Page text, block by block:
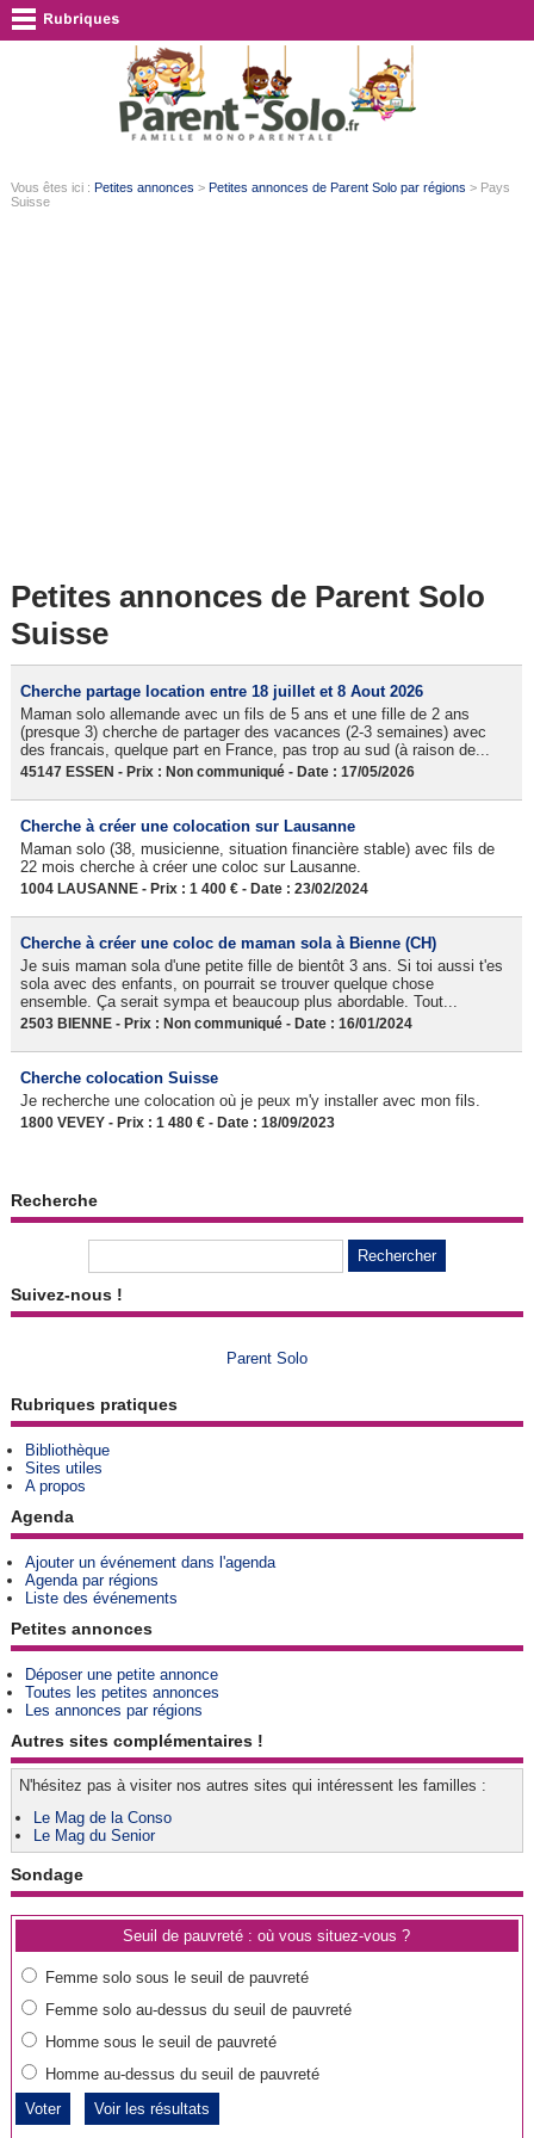
Vous êtes ici : Petites annonces > Petites annonces de Parent Solo par régions > Pays
Suisse
Petites annonces de Parent Solo
Suisse
Cherche partage location entre 18 juillet et 8 Aout 2026
Maman solo allemande avec un fils de 5 ans et une fille de 2 ans
(presque 3) cherche de partager des vacances (2-3 semaines) avec
des francais, quelque part en France, pas trop au sud (à raison de...
45147 ESSEN - Prix : Non communiqué - Date : 17/05/2026
Cherche à créer une colocation sur Lausanne
Maman solo (38, musicienne, situation financière stable) avec fils de
22 mois cherche à créer une coloc sur Lausanne.
1004 LAUSANNE - Prix : 1 400 € - Date : 23/02/2024
Cherche à créer une coloc de maman sola à Bienne (CH)
Je suis maman sola d'une petite fille de bientôt 3 ans. Si toi aussi t'es
sola avec des enfants, on pourrait se trouver quelque chose
ensemble. Ça serait sympa et beaucoup plus abordable. Tout...
2503 BIENNE - Prix : Non communiqué - Date : 16/01/2024
Cherche colocation Suisse
Je recherche une colocation où je peux m'y installer avec mon fils.
1800 VEVEY - Prix : 1 480 € - Date : 18/09/2023
Recherche
Suivez-nous !
Parent Solo
Rubriques pratiques
Bibliothèque
Sites utiles
A propos
Agenda
Ajouter un événement dans l'agenda
Agenda par régions
Liste des événements
Petites annonces
Déposer une petite annonce
Toutes les petites annonces
Les annonces par régions
Autres sites complémentaires !
N'hésitez pas à visiter nos autres sites qui intéressent les familles :
Le Mag de la Conso
Le Mag du Senior
Sondage
Seuil de pauvreté : où vous situez-vous ?
Femme solo sous le seuil de pauvreté
Femme solo au-dessus du seuil de pauvreté
Homme sous le seuil de pauvreté
Homme au-dessus du seuil de pauvreté
Voir les résultats